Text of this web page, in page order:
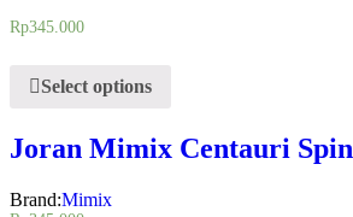
Rp345.000
Select options
Joran Mimix Centauri Spin
Brand:Mimix